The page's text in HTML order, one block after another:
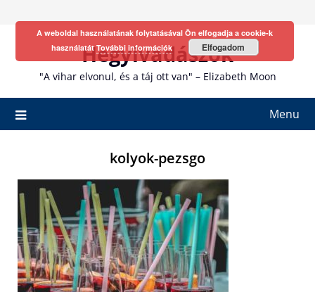
Hegyivadászok
"A vihar elvonul, és a táj ott van" – Elizabeth Moon
Menu
kolyok-pezsgo
A weboldal használatának folytatásával Ön elfogadja a cookie-k
használatátTovábbi információk Elfogadom